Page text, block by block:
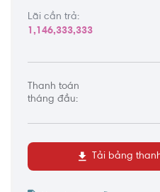
Lãi cần trả:
1,146,333,333
Thanh toán
tháng đầu:
Tải bảng